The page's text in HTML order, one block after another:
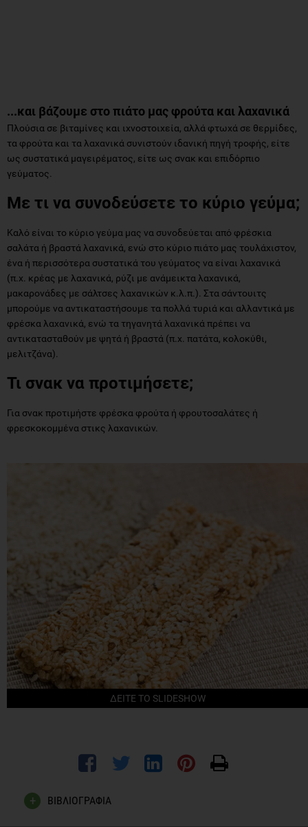
...και βάζουμε στο πιάτο μας φρούτα και λαχανικά
Πλούσια σε βιταμίνες και ιχνοστοιχεία, αλλά φτωχά σε θερμίδες,
τα φρούτα και τα λαχανικά συνιστούν ιδανική πηγή τροφής, είτε
ως συστατικά μαγειρέματος, είτε ως σνακ και επιδόρπιο
γεύματος.
Με τι να συνοδεύσετε το κύριο γεύμα;
Καλό είναι το κύριο γεύμα μας να συνοδεύεται από φρέσκια
σαλάτα ή βραστά λαχανικά, ενώ στο κύριο πιάτο μας τουλάχιστον,
ένα ή περισσότερα συστατικά του γεύματος να είναι λαχανικά
(π.χ. κρέας με λαχανικά, ρύζι με ανάμεικτα λαχανικά,
μακαρονάδες με σάλτσες λαχανικών κ.λ.π.). Στα σάντουιτς
μπορούμε να αντικαταστήσουμε τα πολλά τυριά και αλλαντικά με
φρέσκα λαχανικά, ενώ τα τηγανητά λαχανικά πρέπει να
αντικατασταθούν με ψητά ή βραστά (π.χ. πατάτα, κολοκύθι,
μελιτζάνα).
Τι σνακ να προτιμήσετε;
Για σνακ προτιμήστε φρέσκα φρούτα ή φρουτοσαλάτες ή
φρεσκοκομμένα στικς λαχανικών.
ΔΕΙΤΕ ΤΟ SLIDESHOW
ΒΙΒΛΙΟΓΡΑΦΙΑ